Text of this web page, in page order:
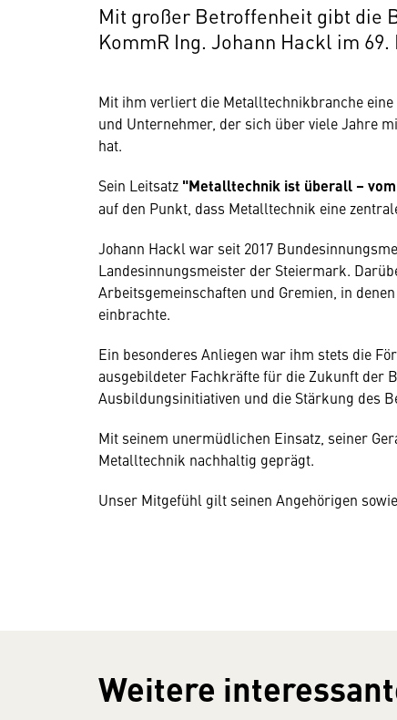
Mit großer Betroffenheit gibt die
KommR Ing. Johann Hackl im
Mit ihm verliert die Metalltechnikbranche
und Unternehmer, der sich über viele Jahre
hat.
Sein Leitsatz "Metalltechnik ist überall –
auf den Punkt, dass Metalltechnik eine
Johann Hackl war seit 2017
Landesinnungsmeister der Steiermark.
Arbeitsgemeinschaften und Gremien, in
einbrachte.
Ein besonderes Anliegen war ihm stets die
ausgebildeter Fachkräfte für die Zukunft der
Ausbildungsinitiativen und die Stärkung des
Mit seinem unermüdlichen Einsatz, seiner
Metalltechnik nachhaltig geprägt.
Unser Mitgefühl gilt seinen Angehörigen
Weitere